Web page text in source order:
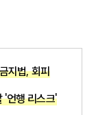
지법, 회피
'언행 리스크'